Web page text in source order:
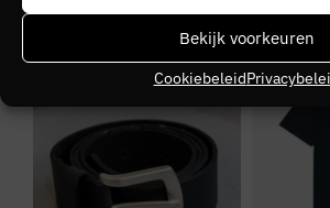
Bekijk voorkeuren
Cookiebeleid